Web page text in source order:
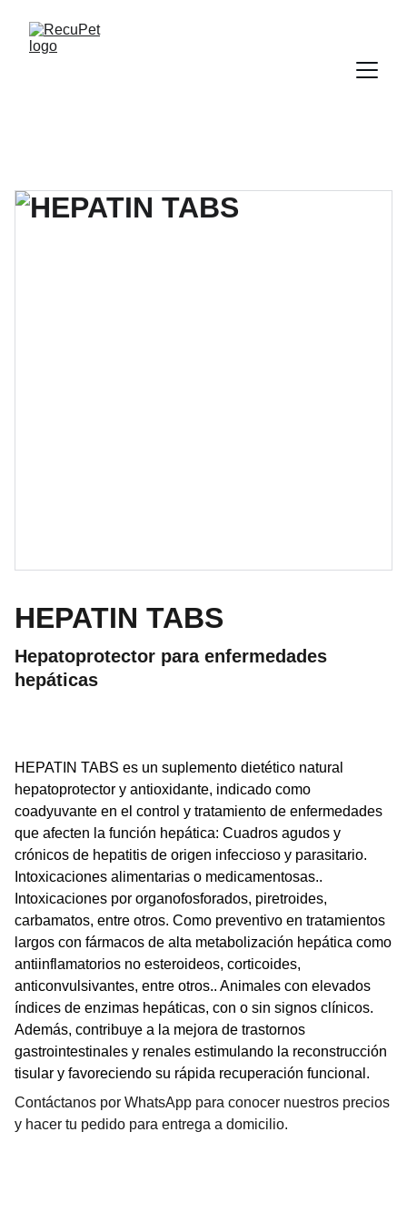
HEPATIN TABS
Hepatoprotector para enfermedades
hepáticas
HEPATIN TABS es un suplemento dietético natural
hepatoprotector y antioxidante, indicado como
coadyuvante en el control y tratamiento de enfermedades
que afecten la función hepática: Cuadros agudos y
crónicos de hepatitis de origen infeccioso y parasitario.
Intoxicaciones alimentarias o medicamentosas..
Intoxicaciones por organofosforados, piretroides,
carbamatos, entre otros. Como preventivo en tratamientos
largos con fármacos de alta metabolización hepática como
antiinflamatorios no esteroideos, corticoides,
anticonvulsivantes, entre otros.. Animales con elevados
índices de enzimas hepáticas, con o sin signos clínicos.
Además, contribuye a la mejora de trastornos
gastrointestinales y renales estimulando la reconstrucción
tisular y favoreciendo su rápida recuperación funcional.
Contáctanos por WhatsApp para conocer nuestros precios
y hacer tu pedido para entrega a domicilio.